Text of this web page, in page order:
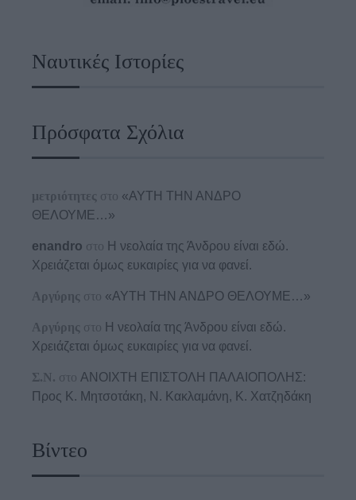
Ναυτικές Ιστορίες
Πρόσφατα Σχόλια
μετριότητες στο «ΑΥΤΗ ΤΗΝ ΑΝΔΡΟ
ΘΕΛΟΥΜΕ…»
enandro στο Η νεολαία της Άνδρου είναι εδώ.
Χρειάζεται όμως ευκαιρίες για να φανεί.
Αργύρης στο «ΑΥΤΗ ΤΗΝ ΑΝΔΡΟ ΘΕΛΟΥΜΕ…»
Αργύρης στο Η νεολαία της Άνδρου είναι εδώ.
Χρειάζεται όμως ευκαιρίες για να φανεί.
Σ.Ν. στο ΑΝΟΙΧΤΗ ΕΠΙΣΤΟΛΗ ΠΑΛΑΙΟΠΟΛΗΣ:
Προς K. Μητσοτάκη, N. Κακλαμάνη, K. Χατζηδάκη
Βίντεο